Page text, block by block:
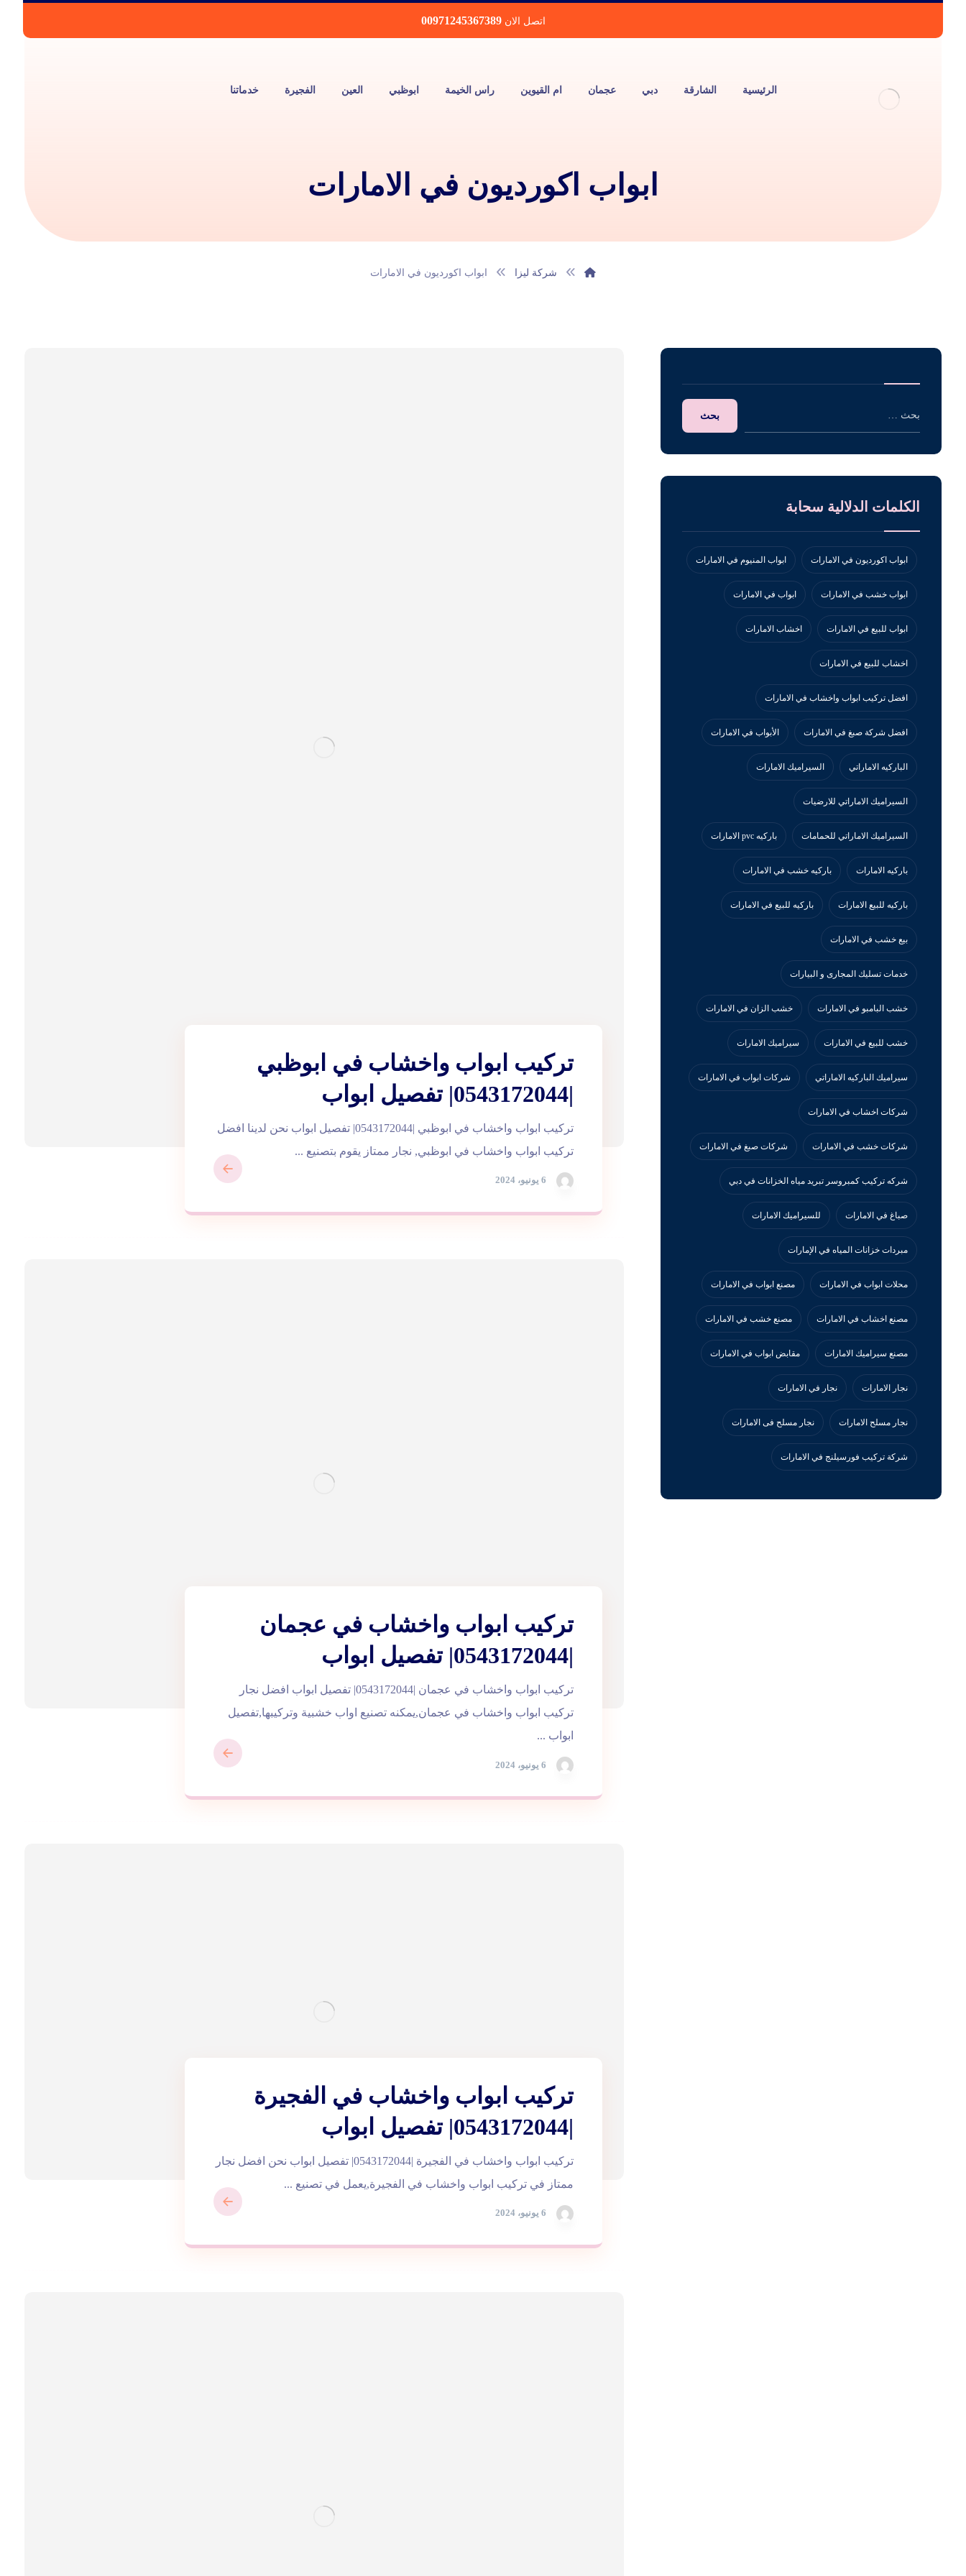
اتصل الان 00971245367389
الرئيسية الشارقة دبي عجمان ام القيوين راس الخيمة ابوظبي العين الفجيرة خدماتنا
ابواب اكورديون في الامارات
شركة ليزا ابواب اكورديون في الامارات
تركيب ابواب واخشاب في ابوظبي
|0543172044| تفصيل ابواب
6 يونيو، 2024
تركيب ابواب واخشاب في ابوظبي |0543172044| تفصيل ابواب نحن لدينا افضل
تركيب ابواب واخشاب في ابوظبي, نجار ممتاز يقوم بتصنيع ...
تركيب ابواب واخشاب في عجمان
|0543172044| تفصيل ابواب
6 يونيو، 2024
تركيب ابواب واخشاب في عجمان |0543172044| تفصيل ابواب افضل نجار
تركيب ابواب واخشاب في عجمان,يمكنه تصنيع اواب خشبية وتركيبها,تفصيل
ابواب ...
تركيب ابواب واخشاب في الفجيرة
|0543172044| تفصيل ابواب
6 يونيو، 2024
تركيب ابواب واخشاب في الفجيرة |0543172044| تفصيل ابواب نحن افضل نجار
ممتاز في تركيب ابواب واخشاب في الفجيرة,يعمل في تصنيع ...
الكلمات الدلالية سحابة
ابواب اكورديون في الامارات ابواب المنيوم في الامارات
ابواب خشب في الامارات ابواب في الامارات
ابواب للبيع في الامارات اخشاب الامارات
اخشاب للبيع في الامارات
افضل تركيب ابواب واخشاب في الامارات
افضل شركة صبغ في الامارات الأبواب في الامارات
الباركيه الاماراتي السيراميك الامارات
السيراميك الاماراتي للارضيات
السيراميك الاماراتي للحمامات باركيه pvc الامارات
باركيه الامارات باركيه خشب في الامارات
باركيه للبيع الامارات باركيه للبيع في الامارات
بيع خشب في الامارات
خدمات تسليك المجارى و البيارات
خشب البامبو في الامارات خشب الزان في الامارات
خشب للبيع في الامارات سيراميك الامارات
سيراميك الباركيه الاماراتي شركات ابواب في الامارات
شركات اخشاب في الامارات
شركات خشب في الامارات شركات صبغ في الامارات
شركه تركيب كمبروسر تبريد مياه الخزانات في دبي
صباغ في الامارات للسيراميك الامارات
مبردات خزانات المياه في الإمارات
محلات ابواب في الامارات مصنع ابواب في الامارات
مصنع اخشاب في الامارات مصنع خشب في الامارات
مصنع سيراميك الامارات مقابض ابواب في الامارات
نجار الامارات نجار في الامارات
نجار مسلح الامارات نجار مسلح فى الامارات
‏شركة تركيب فورسيلنج في الامارات